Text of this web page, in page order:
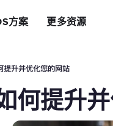
手持
平板
方案 更多资源
提升并优化您的网站
何提升